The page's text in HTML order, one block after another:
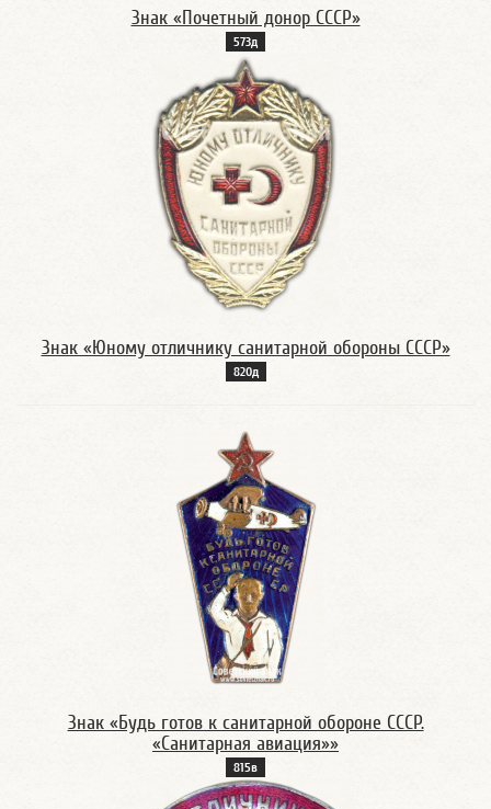
Знак «Почетный донор СССР»
573д
Знак «Юному отличнику санитарной обороны СССР»
820д
Знак «Будь готов к санитарной обороне СССР.
«Санитарная авиация»»
815в